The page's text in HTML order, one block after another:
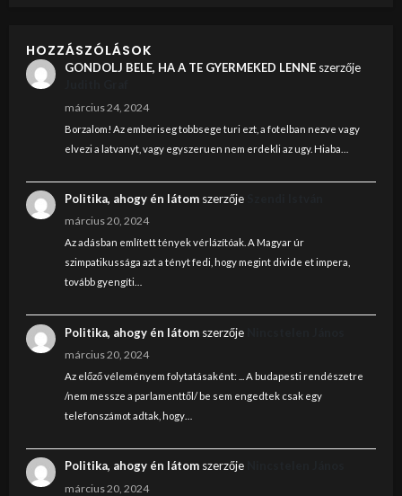
HOZZÁSZÓLÁSOK
GONDOLJ BELE, HA A TE GYERMEKED LENNEszerzője
március 24, 2024
Borzalom! Az emberiseg tobbsege turi ezt, a fotelban nezve vagy
elvezi a latvanyt, vagy egyszeruen nem erdekli az ugy. Hiaba…
Politika, ahogy én látomszerzője
március 20, 2024
Az adásban említett tények vérlázítóak. A Magyar úr
szimpatikussága azt a tényt fedi, hogy megint divide et impera,
tovább gyengíti…
Politika, ahogy én látomszerzője
március 20, 2024
Az előző véleményem folytatásaként: ... A budapesti rendészetre
/nem messze a parlamenttől/ be sem engedtek csak egy
telefonszámot adtak, hogy…
Politika, ahogy én látomszerzője
március 20, 2024